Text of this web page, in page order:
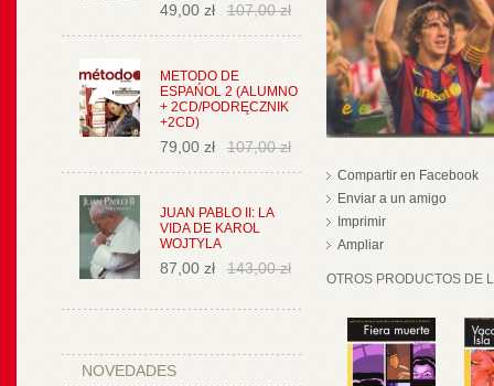
49,00 zł 107,00 zł
METODO DE
ESPAŃOL 2 (ALUMNO
+ 2CD/PODRĘCZNIK
+2CD)
79,00 zł 107,00 zł
JUAN PABLO II: LA
VIDA DE KAROL
WOJTYLA
87,00 zł 143,00 zł
NOVEDADES
Compartir en Facebook
Enviar a un amigo
Imprimir
Ampliar
OTROS PRODUCTOS DE